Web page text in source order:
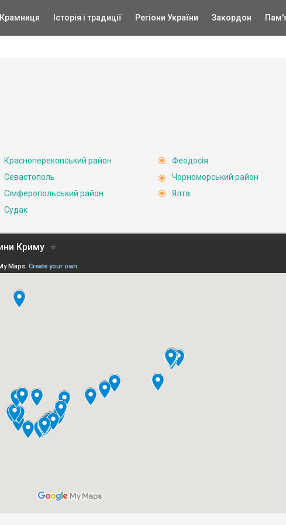
Крамниця Історія і традиції Регіони України Закордон
Красноперекопський район
Севастополь
Сімферопольський район
Судак
Феодосія
Чорноморський район
Ялта